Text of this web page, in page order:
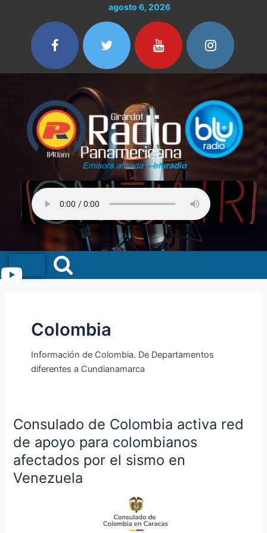
contenido
agosto 6, 2026
Menu
Colombia
Información de Colombia. De Departamentos
diferentes a Cundianamarca
Consulado de Colombia activa red
de apoyo para colombianos
afectados por el sismo en
Venezuela
Consulado
de
Colombia
activa
red